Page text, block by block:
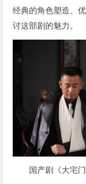
经典的角色塑造、
讨这部剧的魅力。
国产剧《大宅